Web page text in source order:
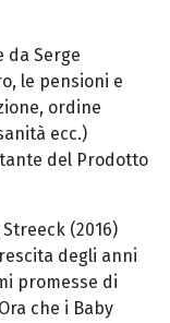
da Serge
le pensioni e
ordine
ecc.)
del Prodotto
(2016)
degli anni
promesse di
che i Baby